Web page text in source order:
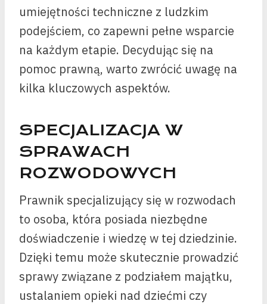
umiejętności techniczne z ludzkim
podejściem, co zapewni pełne wsparcie
na każdym etapie. Decydując się na
pomoc prawną, warto zwrócić uwagę na
kilka kluczowych aspektów.
SPECJALIZACJA W
SPRAWACH
ROZWODOWYCH
Prawnik specjalizujący się w rozwodach
to osoba, która posiada niezbędne
doświadczenie i wiedzę w tej dziedzinie.
Dzięki temu może skutecznie prowadzić
sprawy związane z podziałem majątku,
ustalaniem opieki nad dziećmi czy